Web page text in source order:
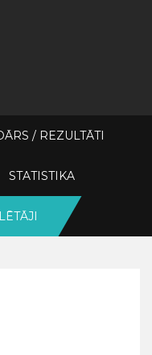
/ REZULTĀTI
STATISTIKA